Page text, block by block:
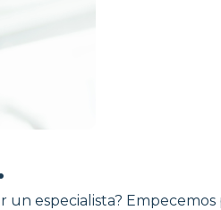
especialista? Empecemos